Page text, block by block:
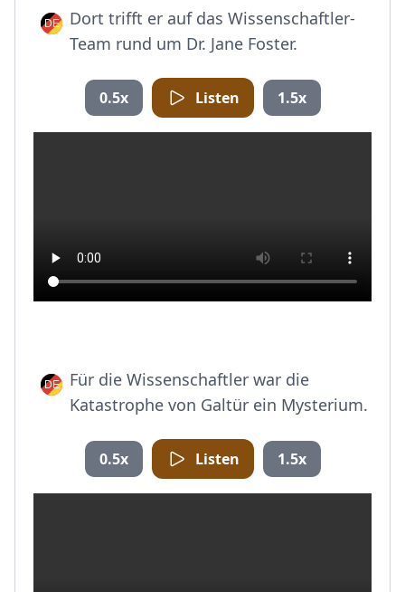
Dort trifft er auf das Wissenschaftler-
Team rund um Dr. Jane Foster.
0.5x Listen 1.5x
Für die Wissenschaftler war die
Katastrophe von Galtür ein Mysterium.
0.5x Listen 1.5x